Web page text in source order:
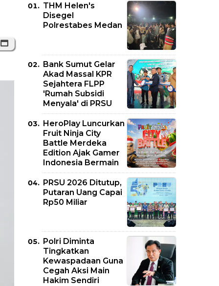
THM Helen's
Disegel
Polrestabes Medan
Bank Sumut Gelar
Akad Massal KPR
Sejahtera FLPP
'Rumah Subsidi
Menyala' di PRSU
HeroPlay Luncurkan
Fruit Ninja City
Battle Merdeka
Edition Ajak Gamer
Indonesia Bermain
PRSU 2026 Ditutup,
Putaran Uang Capai
Rp50 Miliar
Polri Diminta
Tingkatkan
Kewaspadaan Guna
Cegah Aksi Main
Hakim Sendiri